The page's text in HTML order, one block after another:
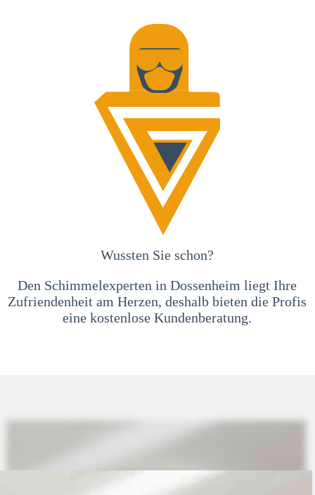
Wussten Sie schon?
Den Schimmelexperten in Dossenheim liegt Ihre
Zufriendenheit am Herzen, deshalb bieten die Profis
eine kostenlose Kundenberatung.